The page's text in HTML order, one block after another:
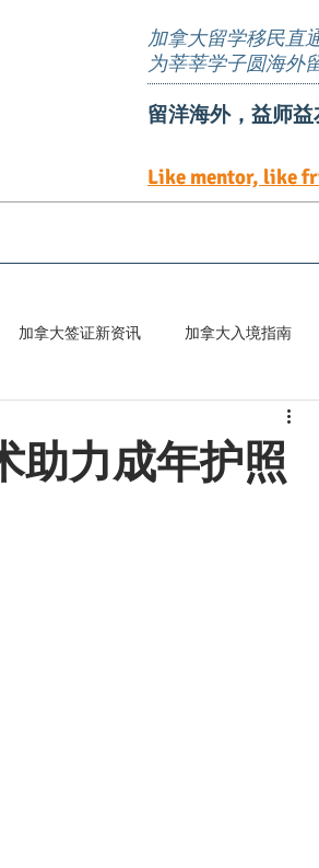
加拿大留学移民直
为莘莘学子圆海外
留洋海外，益师益
Like mentor, like
加拿大签证新资讯 加拿大入境指南
助力成年护照